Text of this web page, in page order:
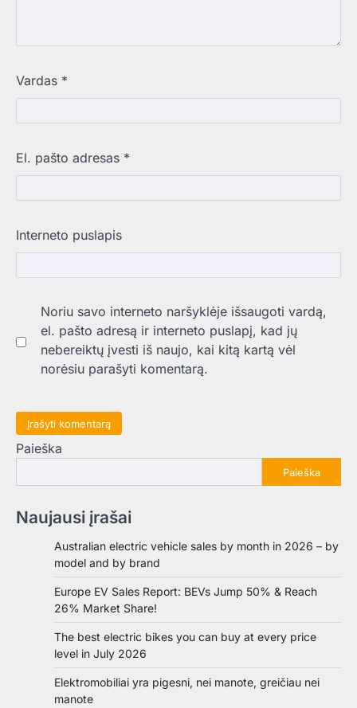
Vardas *
El. pašto adresas *
Interneto puslapis
Noriu savo interneto naršyklėje išsaugoti vardą,
el. pašto adresą ir interneto puslapį, kad jų
nebereiktų įvesti iš naujo, kai kitą kartą vėl
norėsiu parašyti komentarą.
Paieška
Paieška
Naujausi įrašai
Australian electric vehicle sales by month in 2026 – by
model and by brand
Europe EV Sales Report: BEVs Jump 50% & Reach
26% Market Share!
The best electric bikes you can buy at every price
level in July 2026
Elektromobiliai yra pigesni, nei manote, greičiau nei
manote